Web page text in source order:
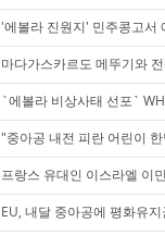
'에볼라 진원지' 민주콩고서
마다가스카르도 메뚜기와
`에볼라 비상사태 선포`
"중아공 내전 피란 어린이
프랑스 유대인 이스라엘 이
EU, 내달 중아공에 평화유